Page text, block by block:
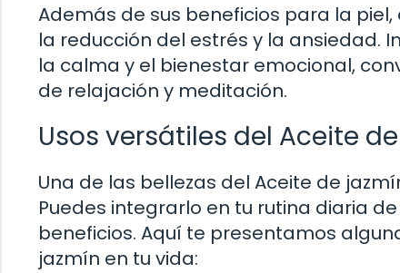
Además de sus beneficios para la
la reducción del estrés y la ansiedad.
la calma y el bienestar emocional,
de relajación y meditación.
Usos versátiles del Aceite
Una de las bellezas del Aceite de
Puedes integrarlo en tu rutina diaria
beneficios. Aquí te presentamos
jazmín en tu vida: